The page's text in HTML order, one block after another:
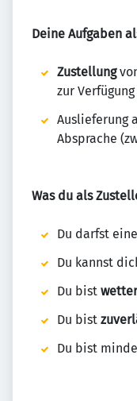
Deine Aufgaben
Zustellung
zur
Auslieferung
Absprache
Was du als
Du darfst
Du kannst
Du bist
Du bist
Du bist